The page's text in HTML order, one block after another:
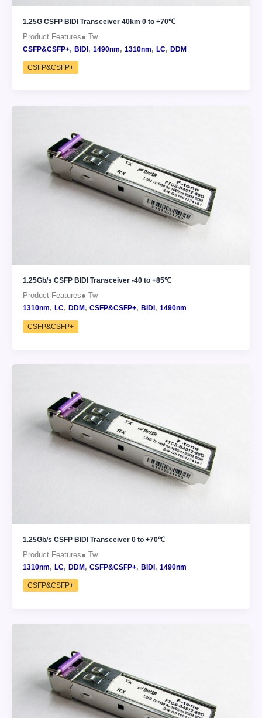
1.25G CSFP BIDI Transceiver 40km 0 to +70℃
Product Features● Tw
CSFP&CSFP+, BIDI, 1490nm, 1310nm, LC, DDM
CSFP&CSFP+
1.25Gb/s CSFP BIDI Transceiver -40 to +85℃
Product Features● Tw
1310nm, LC, DDM, CSFP&CSFP+, BIDI, 1490nm
CSFP&CSFP+
1.25Gb/s CSFP BIDI Transceiver 0 to +70℃
Product Features● Tw
1310nm, LC, DDM, CSFP&CSFP+, BIDI, 1490nm
CSFP&CSFP+